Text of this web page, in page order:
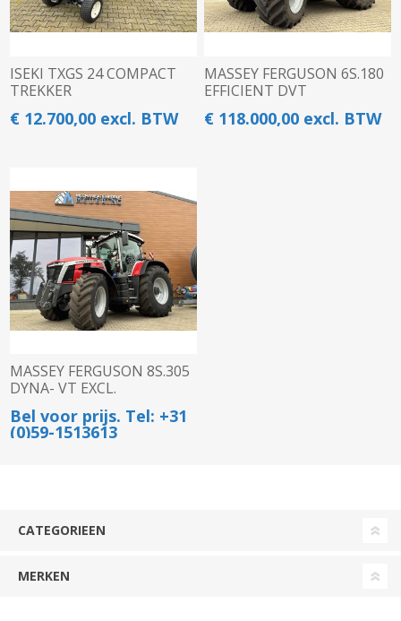
ISEKI TXGS 24 COMPACT
TREKKER
€ 12.700,00 excl. BTW
MASSEY FERGUSON 6S.180
EFFICIENT DVT
€ 118.000,00 excl. BTW
MASSEY FERGUSON 8S.305
DYNA- VT EXCL.
Bel voor prijs. Tel: +31
(0)59-1513613
CATEGORIEEN
MERKEN